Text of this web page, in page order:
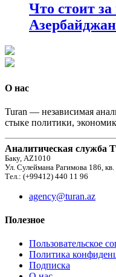
Что стоит
О нас
Turan — независимая
стыке политики,
Аналитическая служба
Баку, AZ1010
Ул. Сулеймана Рагимова 186, кв.
Тел.: (+99412) 440 11 96
agency@turan.az
Полезное
Пользовательское
Политика
Подписка